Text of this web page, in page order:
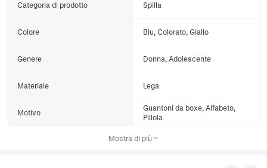
Categoria di prodotto Spilla
Colore Blu, Colorato, Giallo
Genere Donna, Adolescente
Materiale Lega
Motivo
Guantoni da boxe, Alfabeto,
Pillola
Mostra di più